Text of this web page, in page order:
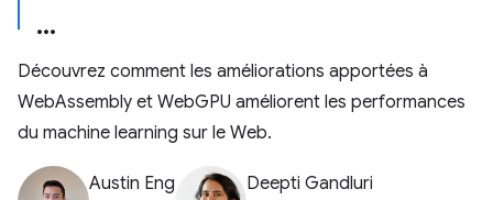
Découvrez comment les améliorations apportées à
WebAssembly et WebGPU améliorent les performances
du machine learning sur le Web.
Austin Eng Deepti Gandluri